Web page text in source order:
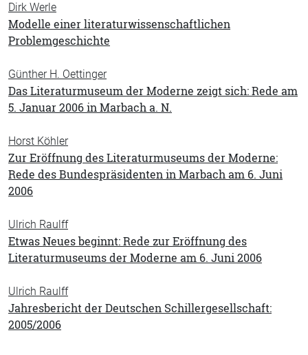
Dirk Werle
Modelle einer literaturwissenschaftlichen
Problemgeschichte
Günther H. Oettinger
Das Literaturmuseum der Moderne zeigt sich: Rede am
5. Januar 2006 in Marbach a. N.
Horst Köhler
Zur Eröffnung des Literaturmuseums der Moderne:
Rede des Bundespräsidenten in Marbach am 6. Juni
2006
Ulrich Raulff
Etwas Neues beginnt: Rede zur Eröffnung des
Literaturmuseums der Moderne am 6. Juni 2006
Ulrich Raulff
Jahresbericht der Deutschen Schillergesellschaft:
2005/2006